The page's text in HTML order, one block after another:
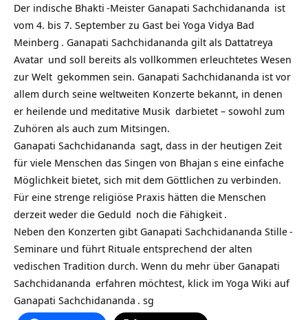
Der indische Bhakti -Meister Ganapati Sachchidananda ist
vom 4. bis 7. September zu Gast bei Yoga Vidya Bad
Meinberg . Ganapati Sachchidananda gilt als Dattatreya
Avatar und soll bereits als vollkommen erleuchtetes Wesen
zur Welt gekommen sein. Ganapati Sachchidananda ist vor
allem durch seine weltweiten Konzerte bekannt, in denen
er heilende und meditative Musik darbietet – sowohl zum
Zuhören als auch zum Mitsingen.
Ganapati Sachchidananda sagt, dass in der heutigen Zeit
für viele Menschen das Singen von Bhajan s eine einfache
Möglichkeit bietet, sich mit dem Göttlichen zu verbinden.
Für eine strenge religiöse Praxis hätten die Menschen
derzeit weder die Geduld noch die Fähigkeit .
Neben den Konzerten gibt Ganapati Sachchidananda Stille-
Seminare und führt Rituale entsprechend der alten
vedischen Tradition durch. Wenn du mehr über Ganapati
Sachchidananda erfahren möchtest, klick im Yoga Wiki auf
Ganapati Sachchidananda . sg